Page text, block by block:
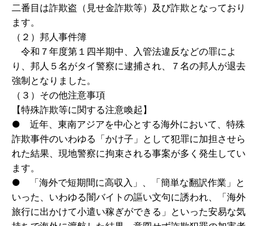
二番目は詐欺盗（見せ金詐欺等）及び詐欺となっており
ます。
（２）邦人事件簿
令和７年度第１四半期中、入管法違反などの罪によ
り、邦人５名がタイ警察に逮捕され、７名の邦人が退去
強制となりました。
（３）その他注意事項
【特殊詐欺等に関する注意喚起】
● 近年、東南アジアを中心とする海外において、特殊
詐欺事件のいわゆる「かけ子」として犯罪に加担させら
れた結果、現地警察に拘束される事案が多く発生してい
ます。
● 「海外で短期間に高収入」、「簡単な翻訳作業」と
いった、いわゆる闇バイトの謳い文句に誘われ、「海外
旅行に出かけて小遣い稼ぎができる」といった安易な気